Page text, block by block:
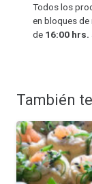
Todos los
en bloques de
de 16:00 hrs.
También